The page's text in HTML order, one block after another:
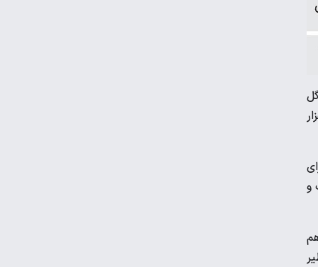
انجام شده و هزینه‌اش به ازای هر نفر یک میلیون و 200‌هزار
رفت و
نظیر